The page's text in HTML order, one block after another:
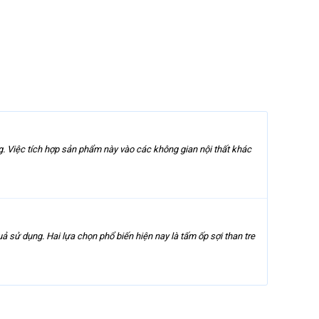
Việc tích hợp sản phẩm này vào các không gian nội thất khác
sử dụng. Hai lựa chọn phổ biến hiện nay là tấm ốp sợi than tre